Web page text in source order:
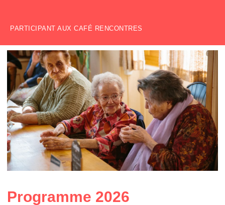
PARTICIPANT AUX CAFÉ RENCONTRES
Programme 2026